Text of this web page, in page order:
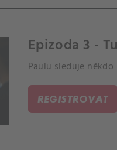
Epizoda 3 -
Paulu sleduje
REGISTROVAT